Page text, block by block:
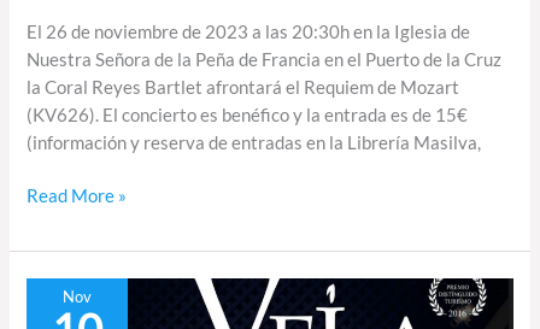
El 26 de noviembre de 2023 a las 20:30h en la Iglesia de
Nuestra Señora de la Peña de Francia en el Puerto de la Cruz
la Coral Reyes Bartlet afrontará el Requiem de Mozart
(KV626). El concierto es benéfico y la entrada es de 15€
(información y reserva de entradas en la Librería Masilva,
Read More »
Nov
Requiem